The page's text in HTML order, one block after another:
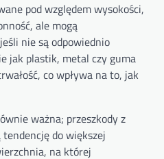
pod względem wysokości,
ale mogą
nie są odpowiednio
jak plastik, metal czy guma
co wpływa na to, jak
ważna; przeszkody z
do większej
na której